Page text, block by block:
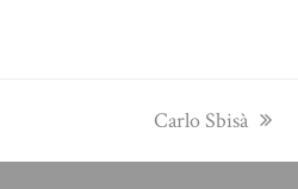
next
Carlo Sbisà